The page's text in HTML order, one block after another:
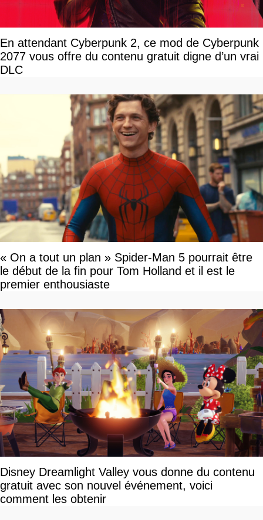
En attendant Cyberpunk 2, ce mod de Cyberpunk
2077 vous offre du contenu gratuit digne d’un vrai
DLC
« On a tout un plan » Spider-Man 5 pourrait être
le début de la fin pour Tom Holland et il est le
premier enthousiaste
Disney Dreamlight Valley vous donne du contenu
gratuit avec son nouvel événement, voici
comment les obtenir